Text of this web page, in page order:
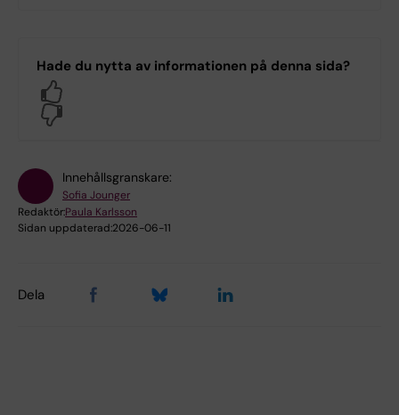
Hade du nytta av informationen på denna sida?
Innehållsgranskare:
Sofia Jounger
Redaktör:Paula Karlsson
Sidan uppdaterad:2026-06-11
Dela